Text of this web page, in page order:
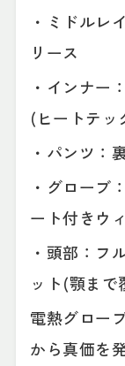
・ミドルレ
リース
・インナー
(ヒートテッ
・パンツ：
・グローブ
ート付きウ
・頭部：フ
ット(顎まで
電熱グロー
から真価を